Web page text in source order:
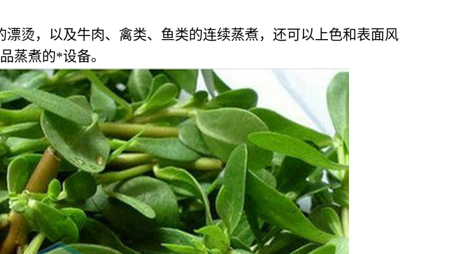
烫，以及牛肉、禽类、鱼类的连续蒸煮，还可以上色和表面风
蒸煮的*设备。